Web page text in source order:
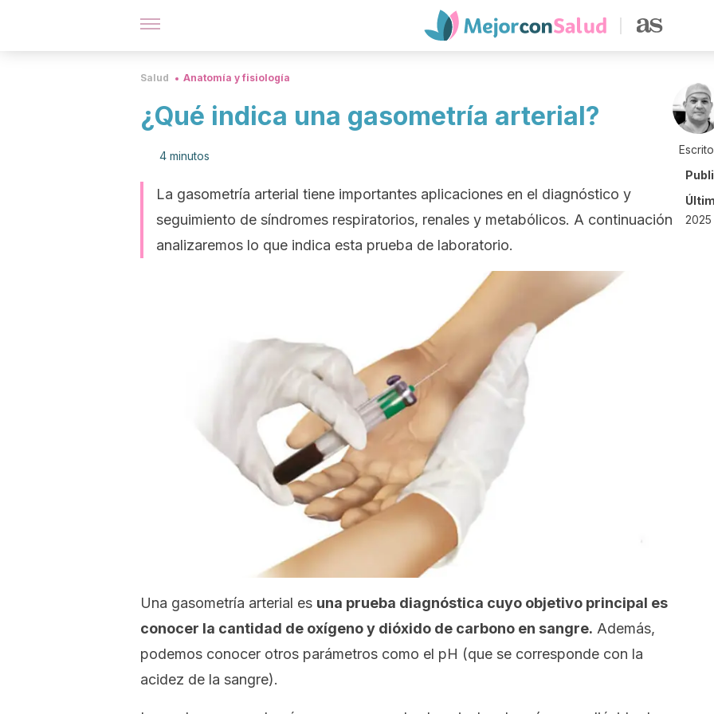
Salud Anatomía y fisiología
¿Qué indica una gasometría arterial?
4 minutos
La gasometría arterial tiene importantes aplicaciones en el diagnóstico y
seguimiento de síndromes respiratorios, renales y metabólicos. A continuación
analizaremos lo que indica esta prueba de laboratorio.
Una gasometría arterial es una prueba diagnóstica cuyo objetivo principal es
conocer la cantidad de oxígeno y dióxido de carbono en sangre. Además,
podemos conocer otros parámetros como el pH (que se corresponde con la
acidez de la sangre).